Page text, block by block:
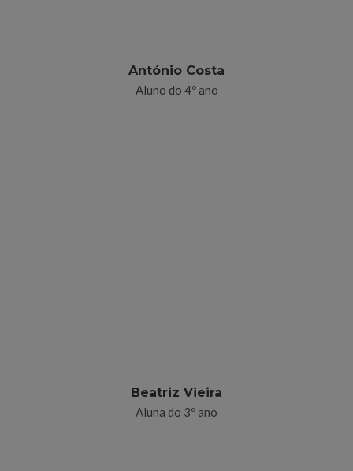
António Costa
Aluno do 4º ano
Beatriz Vieira
Aluna do 3º ano